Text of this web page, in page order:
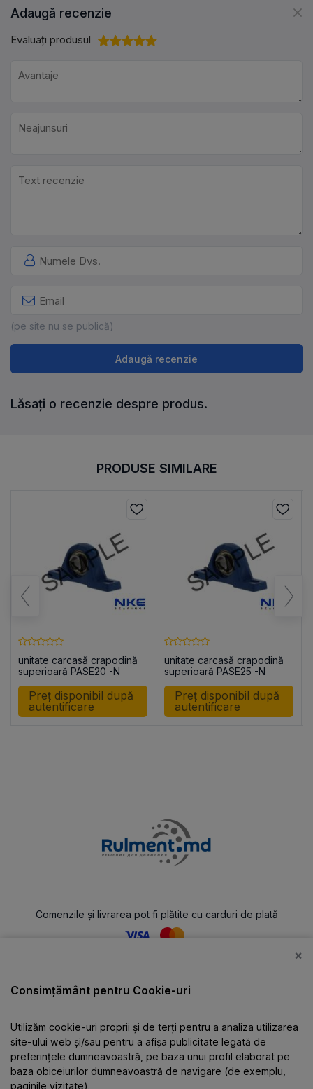
Adaugă recenzie
Evaluați produsul
(pe site nu se publică)
Adaugă recenzie
Lăsați o recenzie despre produs.
PRODUSE SIMILARE
unitate carcasă crapodină
superioară PASE20 -N
Preț disponibil după
autentificare
unitate carcasă crapodină
superioară PASE25 -N
Preț disponibil după
autentificare
Comenzile și livrarea pot fi plătite cu carduri de plată
Catalog
Despre companie
Informații
×
Consimțământ pentru Cookie-uri
Utilizăm cookie-uri proprii și de terți pentru a analiza utilizarea
site-ului web și/sau pentru a afișa publicitate legată de
preferințele dumneavoastră, pe baza unui profil elaborat pe
baza obiceiurilor dumneavoastră de navigare (de exemplu,
paginile vizitate).